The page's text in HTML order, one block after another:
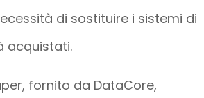
di sostituire i sistemi di
acquistati.
fornito da DataCore,